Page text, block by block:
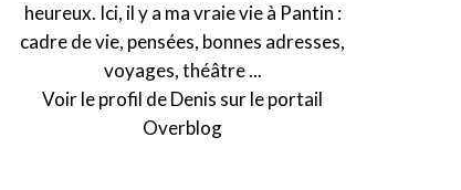
heureux. Ici, il y a ma vraie vie à Pantin :
cadre de vie, pensées, bonnes adresses,
voyages, théâtre ...
Voir le profil deDenis sur le portail
Overblog